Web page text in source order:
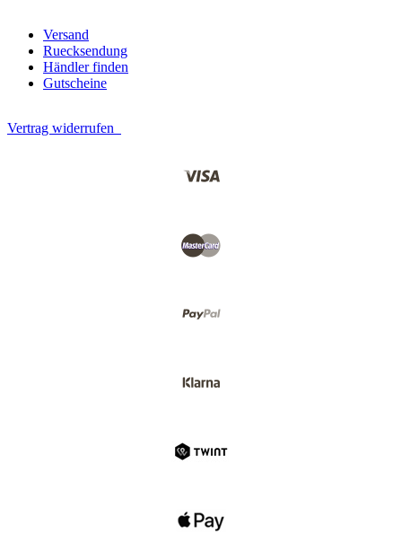
Versand
Ruecksendung
Händler finden
Gutscheine
Vertrag widerrufen